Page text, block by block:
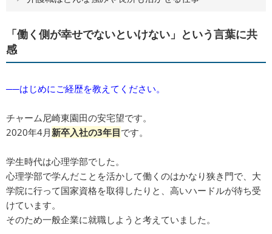
「働く側が幸せでないといけない」という言葉に共
感
──はじめにご経歴を教えてください。
チャーム尼崎東園田の安宅望です。
2020年4月新卒入社の3年目です。
学生時代は心理学部でした。
心理学部で学んだことを活かして働くのはかなり狭き門で、大
学院に行って国家資格を取得したりと、高いハードルが待ち受
けています。
そのため一般企業に就職しようと考えていました。